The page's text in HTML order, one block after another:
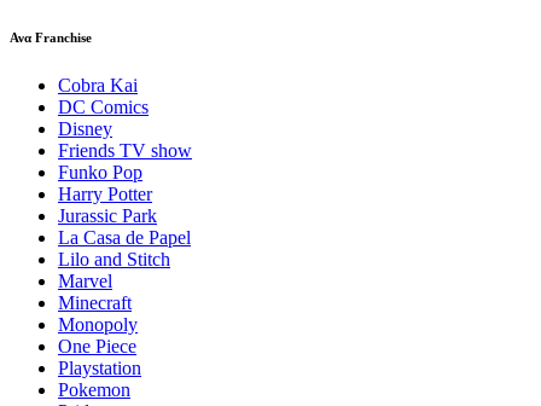
Ανα Franchise
Cobra Kai
DC Comics
Disney
Friends TV show
Funko Pop
Harry Potter
Jurassic Park
La Casa de Papel
Lilo and Stitch
Marvel
Minecraft
Monopoly
One Piece
Playstation
Pokemon